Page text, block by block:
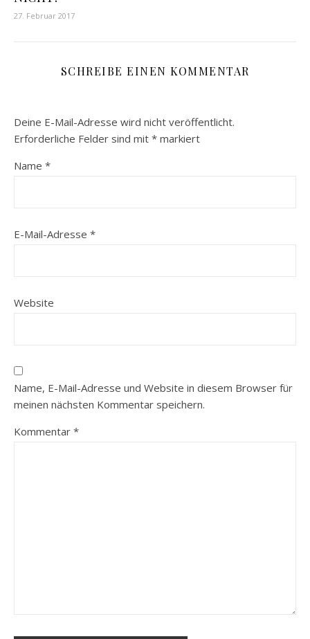
27. Februar 2017
SCHREIBE EINEN KOMMENTAR
Deine E-Mail-Adresse wird nicht veröffentlicht.
Erforderliche Felder sind mit * markiert
Name *
E-Mail-Adresse *
Website
Name, E-Mail-Adresse und Website in diesem Browser für
meinen nächsten Kommentar speichern.
Kommentar *